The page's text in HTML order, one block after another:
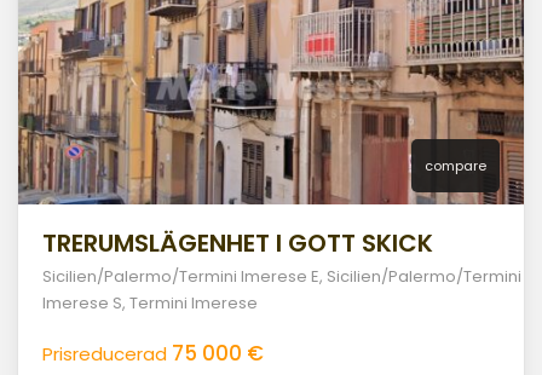
compare
TRERUMSLÄGENHET I GOTT SKICK
Sicilien/Palermo/Termini Imerese E, Sicilien/Palermo/Termini
Imerese S, Termini Imerese
Prisreducerad 75 000 €